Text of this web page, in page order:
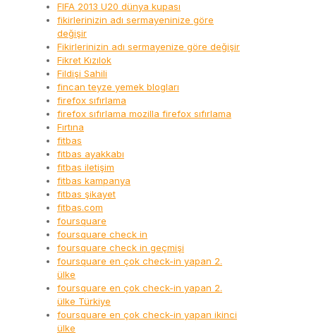
FIFA 2013 U20 dünya kupası
fikirlerinizin adı sermayeninize göre
değişir
Fikirlerinizin adı sermayenize göre değişir
Fikret Kızılok
Fildişi Sahili
fincan teyze yemek blogları
firefox sıfırlama
firefox sıfırlama mozilla firefox sıfırlama
Fırtına
fitbas
fitbas ayakkabı
fitbas iletişim
fitbas kampanya
fitbas şikayet
fitbas.com
foursquare
foursquare check in
foursquare check in geçmişi
foursquare en çok check-in yapan 2.
ülke
foursquare en çok check-in yapan 2.
ülke Türkiye
foursquare en çok check-in yapan ikinci
ülke